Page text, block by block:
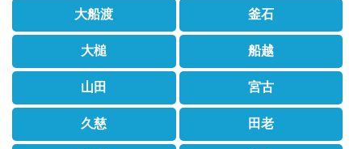
大船渡 釜石
大槌 船越
山田 宮古
久慈 田老